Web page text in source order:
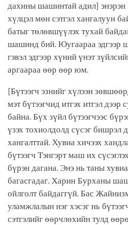
дахины шашинтай адил] энэрэн
хүлцэл мөн сэтгэл хангалуун
батыг төлөвшүүлэх тухай
шашинд бий. Юугаараа эдгээр
гэвэл эдгээр хүний үнэт
аргаараа өөр өөр юм.
[Бүтээгч эзнийг хүлээн
мэт бүтээгчид итгэх итгэл
байна. Бүх зүйл бүтээгчээс
үзэх тохиолдолд сүсэг бишрэл
хангалттай. Хувиа хичээх
бүтээгч Тэнгэрт маш их
бүрэн дагана. Энэ нь таны
багасгадаг. Харин Бурханы
ойлголт байдаггүй. Бас
уламжлалын нэг хэсэг нь
сэтгэлийг өөрчлөхийн тулд